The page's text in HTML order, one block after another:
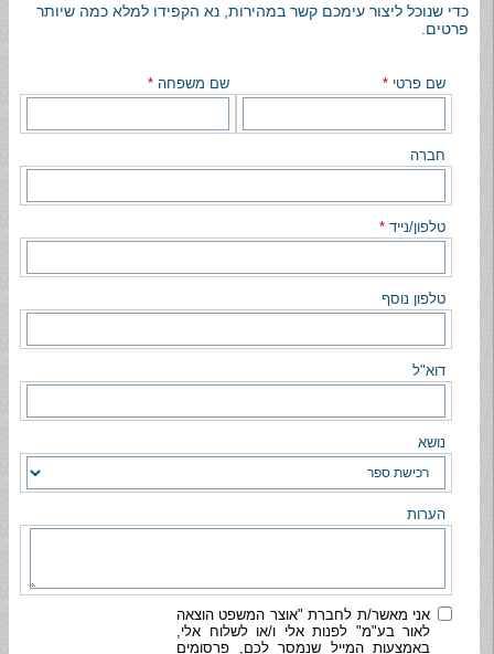
כדי שנוכל ליצור עימכם קשר במהירות, נא הקפידו למלא כמה שיותר
פרטים.
שם פרטי * שם משפחה *
חברה
טלפון/נייד *
טלפון נוסף
דוא"ל
נושא
הערות
אני מאשר/ת לחברת "אוצר המשפט הוצאה
לאור בע"מ" לפנות אלי ו/או לשלוח אלי,
באמצעות המייל שנמסר לכם, פרסומים